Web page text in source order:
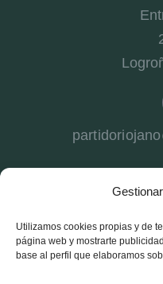
Utilizamos cookies propias y de
página web y mostrarte
base al perfil que elaboramos